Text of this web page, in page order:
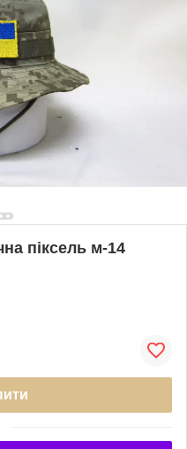
піксель м-14